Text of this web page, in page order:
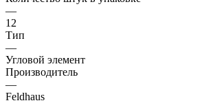
—
12
Тип
—
Угловой элемент
Производитель
—
Feldhaus